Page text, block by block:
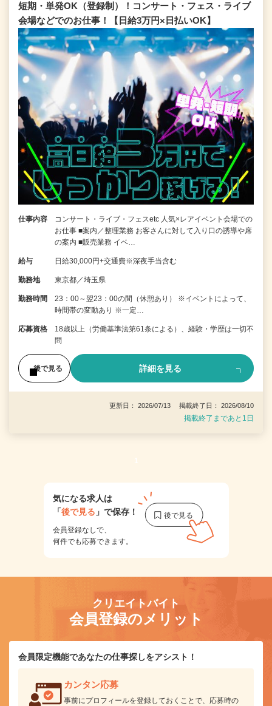
短期・単発OK（登録制）！コンサート・フェス・ライブ
会場などでのお仕事！【日給3万円×日払いOK】
仕事内容
コンサート・ライブ・フェスetc 人気×レアイベント会場での
お仕事 ■案内／整理業務 お客さんに対して入り口の誘導や席
の案内 ■販売業務 イベ…
給与 日給30,000円+交通費※深夜手当含む
勤務地 東京都／埼玉県
勤務時間
23：00～翌23：00の間（休憩あり） ※イベントによって、
時間帯の変動あり ※一定…
応募資格
18歳以上（労働基準法第61条による）、経験・学歴は一切不
問
後で見る 詳細を見る
更新日： 2026/07/13 掲載終了日： 2026/08/10
掲載終了まであと1日
1
気になる求人は
「後で見る 」で保存！
会員登録なしで、
何件でも応募できます。
クリエイトバイト
会員登録のメリット
会員限定機能であなたの仕事探しをアシスト！
カンタン応募
事前にプロフィールを登録しておくことで、応募時の